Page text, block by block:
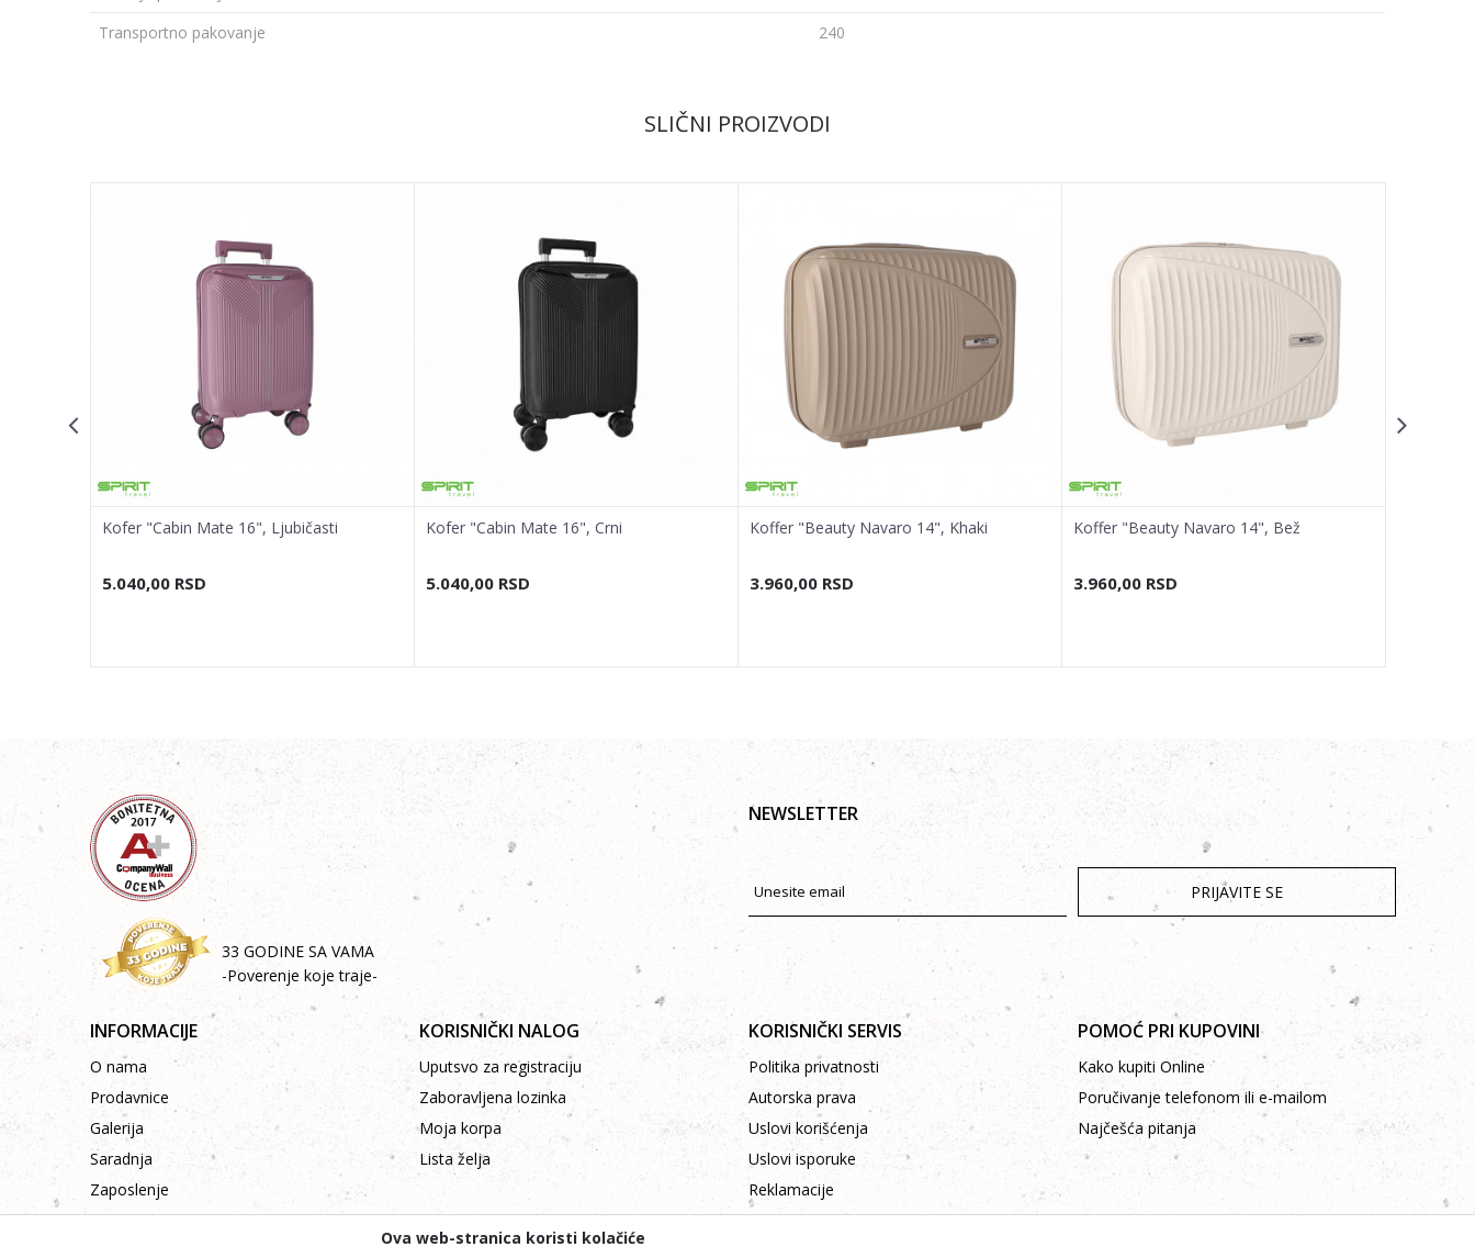
Transportno pakovanje
240
SLIČNI PROIZVODI
Kofer "Cabin Mate 16", Ljubičasti
5.040,00 RSD
Kofer "Cabin Mate 16", Crni
5.040,00 RSD
Koffer "Beauty Navaro 14", Khaki
3.960,00 RSD
Koffer "Beauty Navaro 14", Bež
3.960,00 RSD
33 GODINE SA VAMA
-Poverenje koje traje-
NEWSLETTER
PRIJAVITE SE
INFORMACIJE
O nama
Prodavnice
Galerija
Saradnja
Zaposlenje
Kontakt
KORISNIČKI NALOG
Uputsvo za registraciju
Zaboravljena lozinka
Moja korpa
Lista želja
KORISNIČKI SERVIS
Politika privatnosti
Autorska prava
Uslovi korišćenja
Uslovi isporuke
Reklamacije
Povraćaj sredstava
POMOĆ PRI KUPOVINI
Kako kupiti Online
Poručivanje telefonom ili e-mailom
Najčešća pitanja
Ova web-stranica koristi kolačiće